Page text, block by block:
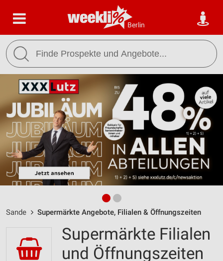
Berlin
Sande Supermärkte Angebote, Filialen & Öffnungszeiten
Supermärkte Filialen
und Öffnungszeiten